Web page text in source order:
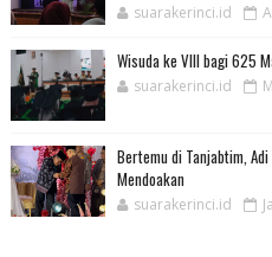
suarakerinci.id
Wisuda ke VIII bagi 625
suarakerinci.id
Bertemu di Tanjabtim,
Mendoakan
suarakerinci.id